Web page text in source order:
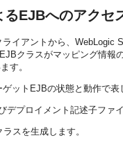
EJBへのアクセ
イアントから、
クラスがマッピング情
す。
ットEJBの状態と動作で表
デプロイメント記述子ファ
スを生成します。